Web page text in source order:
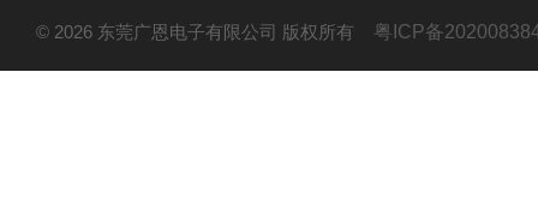
© 2026 东莞广恩电子有限公司 版权所有 粤ICP备